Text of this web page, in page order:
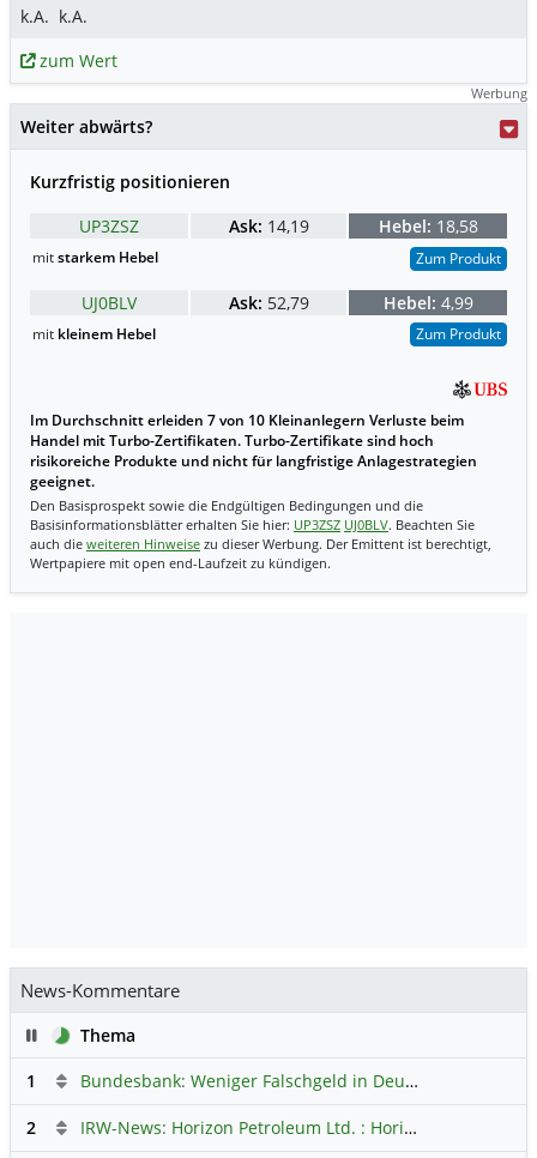
k.A. k.A.
zum Wert
Werbung
Weiter abwärts?
Kurzfristig positionieren
UP3ZSZ
Ask: 14,19 Hebel: 18,58
mitstarkem Hebel Zum Produkt
UJ0BLV Ask: 52,79 Hebel: 4,99
mit kleinem Hebel Zum Produkt
Im Durchschnitt erleiden 7 von 10 Kleinanlegern Verluste beim
Handel mit Turbo-Zertifikaten. Turbo-Zertifikate sind hoch
risikoreiche Produkte und nicht für langfristige Anlagestrategien
geeignet.
Den Basisprospekt sowie die Endgültigen Bedingungen und die
Basisinformationsblätter erhalten Sie hier: UP3ZSZ UJ0BLV. Beachten Sie
auch die weiteren Hinweise zu dieser Werbung. Der Emittent ist berechtigt,
Wertpapiere mit open end-Laufzeit zu kündigen.
News-Kommentare
PauseThema
1
Bundesbank: Weniger Falschgeld in Deutschland
2 IRW-News: Horizon Petroleum Ltd. : Horizon Petroleum beginnt mit der Testförderung im Projekt Lachowice in Polen und schließt die Platzierung einer überzeichneten Wandelanleihe ab